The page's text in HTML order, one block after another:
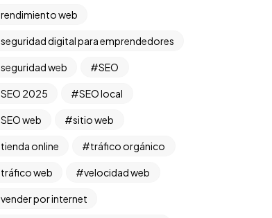
rendimiento web
seguridad digital para emprendedores
seguridad web SEO
SEO 2025 SEO local
SEO web sitio web
tienda online tráfico orgánico
tráfico web velocidad web
vender por internet